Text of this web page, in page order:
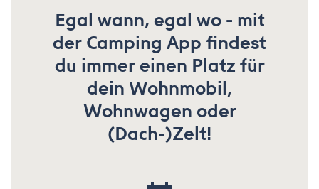
Egal wann, egal wo - mit
der Camping App findest
du immer einen Platz für
dein Wohnmobil,
Wohnwagen oder
(Dach-)Zelt!